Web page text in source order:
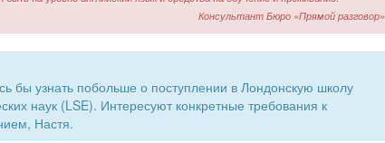
Консультант Бюро «Прямой разговор»
бы узнать побольше о поступлении в Лондонскую школу
наук (LSE). Интересуют конкретные требования к
Настя.